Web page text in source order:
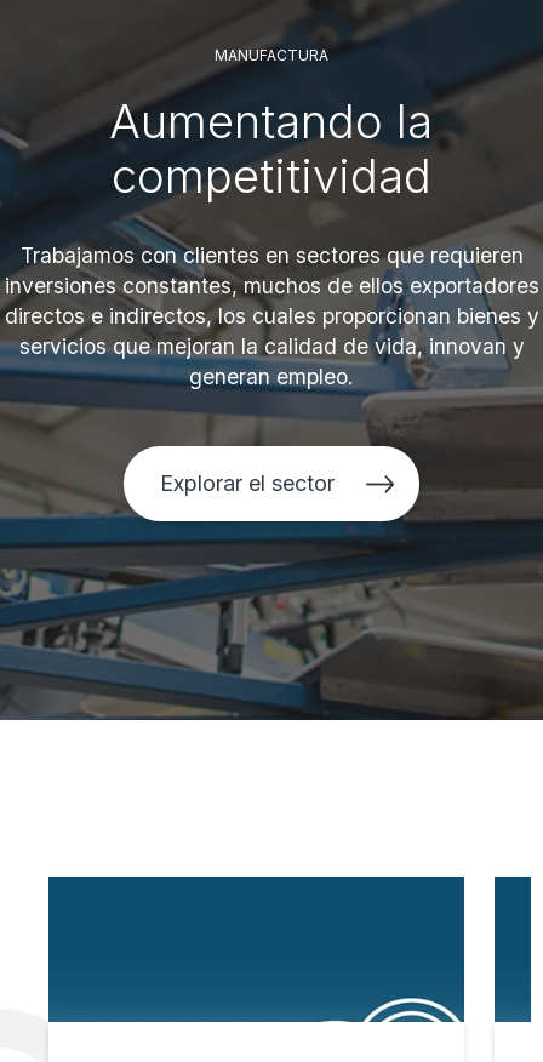
MANUFACTURA
Aumentando la
competitividad
Trabajamos con clientes en sectores que requieren
inversiones constantes, muchos de ellos exportadores
directos e indirectos, los cuales proporcionan bienes y
servicios que mejoran la calidad de vida, innovan y
generan empleo.
Explorar el sector